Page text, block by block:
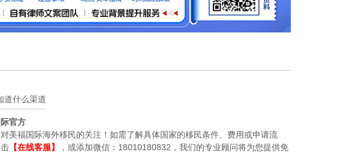
道什么渠道
官方
美福国际海外移民的关注！如需了解具体国家的移民条件、费用或申请流
【在线客服】
，或添加微信：18010180832，我们的专业顾问将为您提供免